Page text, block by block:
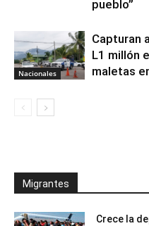
pueblo”
Nacionales
Capturan
L1 millón
maletas
Migrantes
Crece la